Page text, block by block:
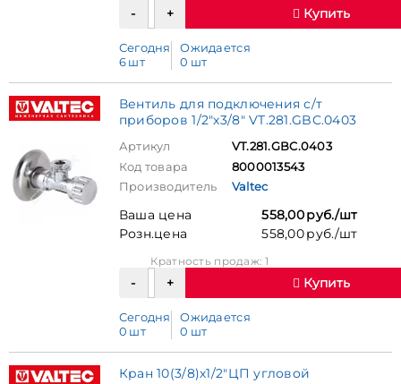
Купить
Сегодня
6 шт
Ожидается
0 шт
Вентиль для подключения с/т
приборов 1/2"х3/8" VT.281.GBC.0403
Артикул
VT.281.GBC.0403
Код товара
8000013543
Производитель
Valtec
Ваша цена
558,00 руб./шт
Розн.цена
558,00 руб./шт
Кратность продаж: 1
Купить
Сегодня
0 шт
Ожидается
0 шт
Кран 10(3/8)х1/2"ЦП угловой